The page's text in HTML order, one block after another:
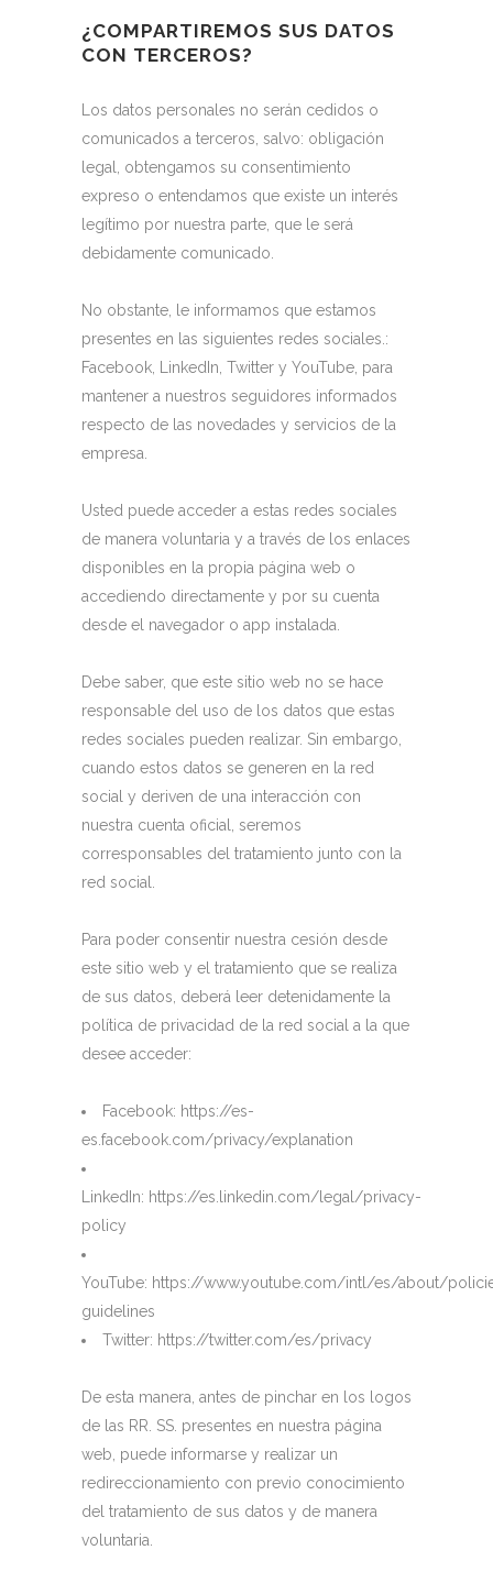
¿COMPARTIREMOS SUS DATOS
CON TERCEROS?
Los datos personales no serán cedidos o
comunicados a terceros, salvo: obligación
legal, obtengamos su consentimiento
expreso o entendamos que existe un interés
legítimo por nuestra parte, que le será
debidamente comunicado.
No obstante, le informamos que estamos
presentes en las siguientes redes sociales.:
Facebook, LinkedIn, Twitter y YouTube, para
mantener a nuestros seguidores informados
respecto de las novedades y servicios de la
empresa.
Usted puede acceder a estas redes sociales
de manera voluntaria y a través de los enlaces
disponibles en la propia página web o
accediendo directamente y por su cuenta
desde el navegador o app instalada.
Debe saber, que este sitio web no se hace
responsable del uso de los datos que estas
redes sociales pueden realizar. Sin embargo,
cuando estos datos se generen en la red
social y deriven de una interacción con
nuestra cuenta oficial, seremos
corresponsables del tratamiento junto con la
red social.
Para poder consentir nuestra cesión desde
este sitio web y el tratamiento que se realiza
de sus datos, deberá leer detenidamente la
política de privacidad de la red social a la que
desee acceder:
Facebook: https://es-
es.facebook.com/privacy/explanation
LinkedIn: https://es.linkedin.com/legal/privacy-
policy
YouTube: https://www.youtube.com/intl/es/about/
guidelines
Twitter: https://twitter.com/es/privacy
De esta manera, antes de pinchar en los logos
de las RR. SS. presentes en nuestra página
web, puede informarse y realizar un
redireccionamiento con previo conocimiento
del tratamiento de sus datos y de manera
voluntaria.